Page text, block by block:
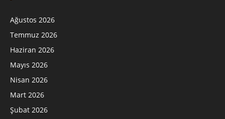
Ağustos 2026
Temmuz 2026
Haziran 2026
Mayıs 2026
Nisan 2026
Mart 2026
Şubat 2026